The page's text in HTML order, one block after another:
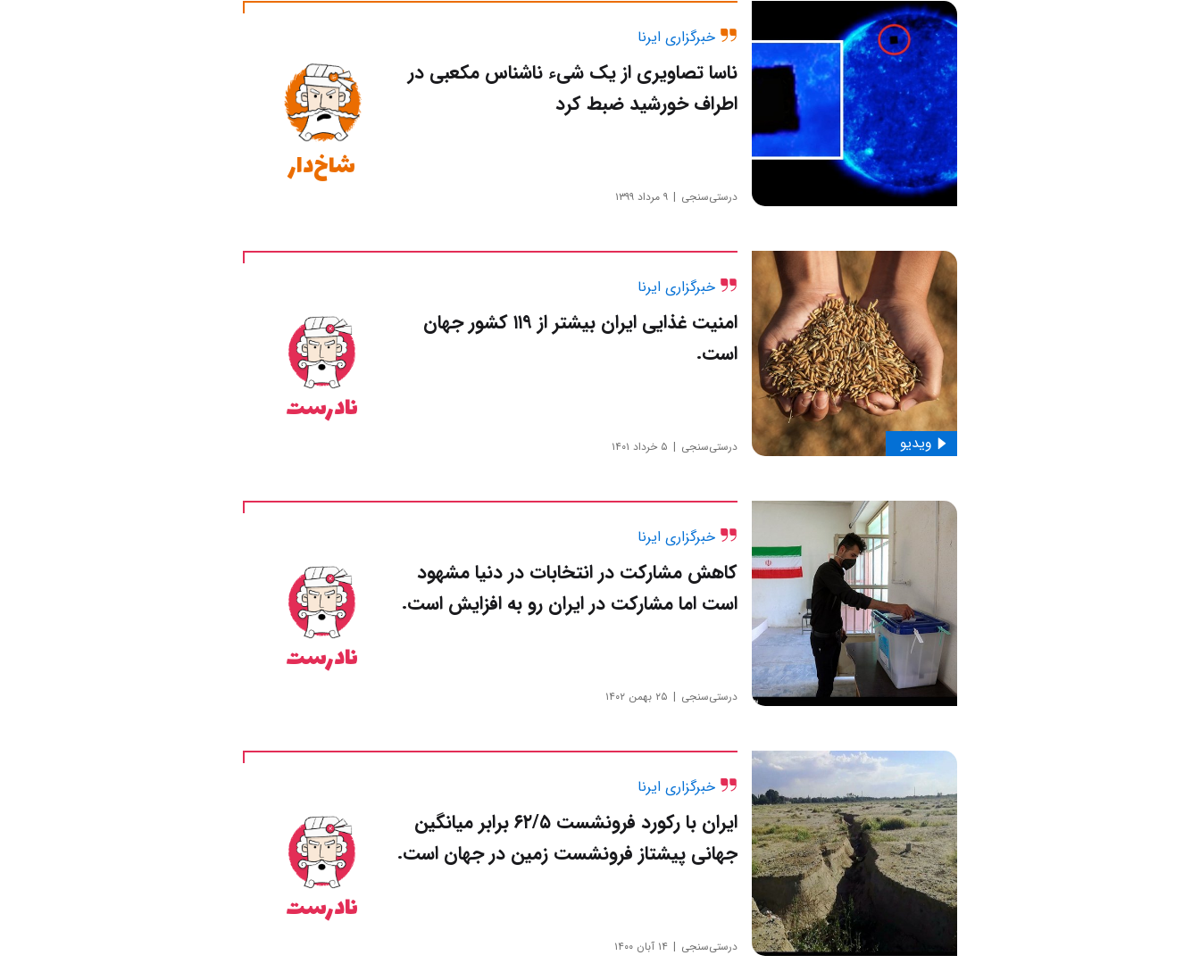
خبرگزاری ایرنا
ناسا تصاویری از یک شیء ناشناس مکعبی در
اطراف خورشید ضبط کرد
شاخ‌دار
درستی‌سنجی ۹ مرداد ۱۳۹۹
خبرگزاری ایرنا
ویدیو
امنیت غذایی ایران بیشتر از ۱۱۹ کشور جهان
است.
نادرست
درستی‌سنجی ۵ خرداد ۱۴۰۱
خبرگزاری ایرنا
کاهش مشارکت در انتخابات در دنیا مشهود
است اما مشارکت در ایران رو به افزایش است.
نادرست
درستی‌سنجی ۲۵ بهمن ۱۴۰۲
خبرگزاری ایرنا
ایران با رکورد فرونشست ۶۲/۵ برابر میانگین
جهانی پیشتاز فرونشست زمین در جهان است.
نادرست
درستی‌سنجی ۱۴ آبان ۱۴۰۰